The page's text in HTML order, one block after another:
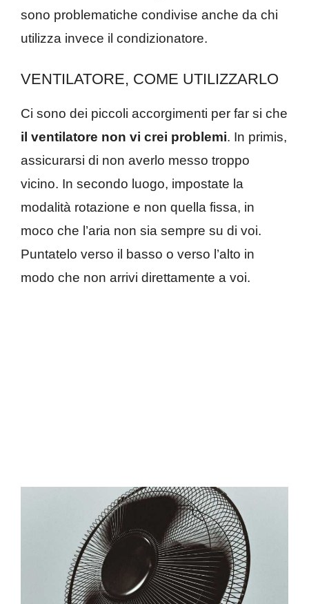
sono problematiche condivise anche da chi
utilizza invece il condizionatore.
VENTILATORE, COME UTILIZZARLO
Ci sono dei piccoli accorgimenti per far si che
il ventilatore non vi crei problemi. In primis,
assicurarsi di non averlo messo troppo
vicino. In secondo luogo, impostate la
modalità rotazione e non quella fissa, in
moco che l’aria non sia sempre su di voi.
Puntatelo verso il basso o verso l’alto in
modo che non arrivi direttamente a voi.